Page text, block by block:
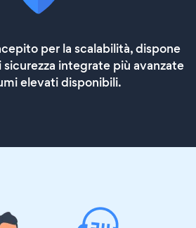
per la scalabilità, dispone
integrate più avanzate
elevati disponibili.